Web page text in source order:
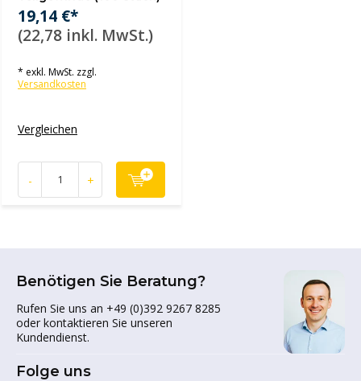
19,14 €*
(22,78 inkl. MwSt.)
* exkl. MwSt. zzgl.
Versandkosten
Vergleichen
- +
Benötigen Sie Beratung?
Rufen Sie uns an +49 (0)392 9267 8285
oder kontaktieren Sie unseren
Kundendienst.
Folge uns